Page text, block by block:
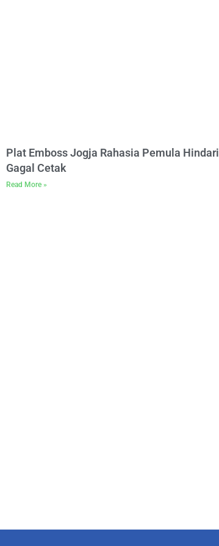
Plat Emboss Jogja Rahasia Pemula Hindari
Gagal Cetak
Read More »